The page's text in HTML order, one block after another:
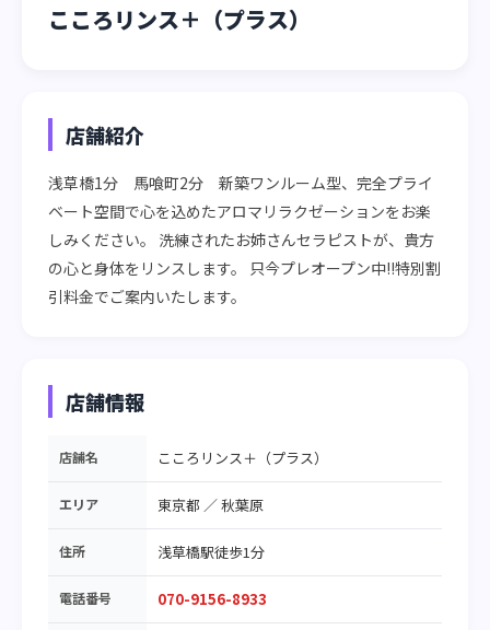
こころリンス＋（プラス）
店舗紹介
浅草橋1分　馬喰町2分　新築ワンルーム型、完全プライ
ベート空間で心を込めたアロマリラクゼーションをお楽
しみください。 洗練されたお姉さんセラピストが、貴方
の心と身体をリンスします。 只今プレオープン中!!特別割
引料金でご案内いたします。
店舗情報
店舗名 こころリンス＋（プラス）
エリア 東京都 ／秋葉原
住所 浅草橋駅徒歩1分
電話番号 070-9156-8933